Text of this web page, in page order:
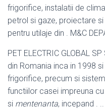
frigorifice, instalatii de
petrol si gaze, proiectare
pentru utilaje din . M&C
PET ELECTRIC GLOBAL SP
din Romania inca in 1998
frigorifice, precum si
functiilor casei impreuna
si mentenanta, incepand .